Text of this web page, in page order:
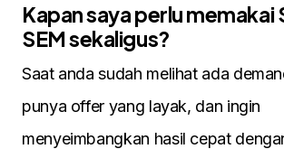
Kapan saya perlu memakai
SEM sekaligus?
Saat anda sudah melihat ada
punya offer yang layak, dan ingin
menyeimbangkan hasil cepat